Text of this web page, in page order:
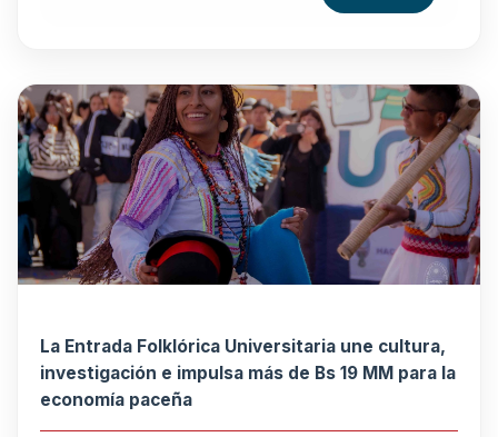
La Entrada Folklórica Universitaria une cultura,
investigación e impulsa más de Bs 19 MM para la
economía paceña